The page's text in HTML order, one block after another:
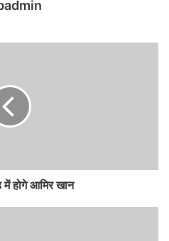
होगे आमिर खान